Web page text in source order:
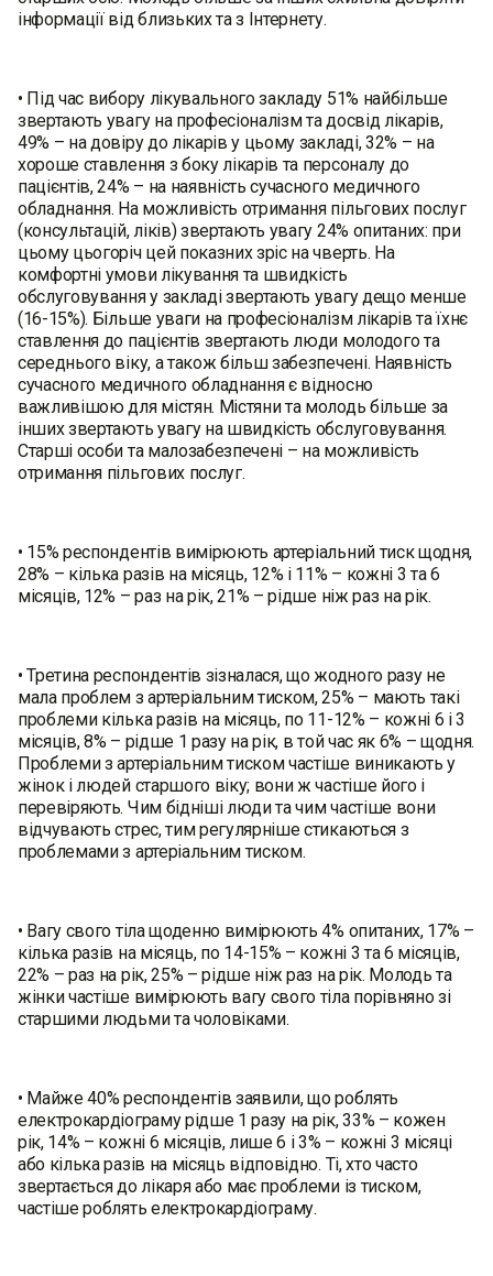
інформації від близьких та з Інтернету.
• Під час вибору лікувального закладу 51% найбільше
звертають увагу на професіоналізм та досвід лікарів,
49% – на довіру до лікарів у цьому закладі, 32% – на
хороше ставлення з боку лікарів та персоналу до
пацієнтів, 24% – на наявність сучасного медичного
обладнання. На можливість отримання пільгових послуг
(консультацій, ліків) звертають увагу 24% опитаних: при
цьому цьогоріч цей показних зріс на чверть. На
комфортні умови лікування та швидкість
обслуговування у закладі звертають увагу дещо менше
(16-15%). Більше уваги на професіоналізм лікарів та їхнє
ставлення до пацієнтів звертають люди молодого та
середнього віку, а також більш забезпечені. Наявність
сучасного медичного обладнання є відносно
важливішою для містян. Містяни та молодь більше за
інших звертають увагу на швидкість обслуговування.
Старші особи та малозабезпечені – на можливість
отримання пільгових послуг.
• 15% респондентів вимірюють артеріальний тиск щодня,
28% – кілька разів на місяць, 12% і 11% – кожні 3 та 6
місяців, 12% – раз на рік, 21% – рідше ніж раз на рік.
• Третина респондентів зізналася, що жодного разу не
мала проблем з артеріальним тиском, 25% – мають такі
проблеми кілька разів на місяць, по 11-12% – кожні 6 і 3
місяців, 8% – рідше 1 разу на рік, в той час як 6% – щодня.
Проблеми з артеріальним тиском частіше виникають у
жінок і людей старшого віку; вони ж частіше його і
перевіряють. Чим бідніші люди та чим частіше вони
відчувають стрес, тим регулярніше стикаються з
проблемами з артеріальним тиском.
• Вагу свого тіла щоденно вимірюють 4% опитаних, 17% –
кілька разів на місяць, по 14-15% – кожні 3 та 6 місяців,
22% – раз на рік, 25% – рідше ніж раз на рік. Молодь та
жінки частіше вимірюють вагу свого тіла порівняно зі
старшими людьми та чоловіками.
• Майже 40% респондентів заявили, що роблять
електрокардіограму рідше 1 разу на рік, 33% – кожен
рік, 14% – кожні 6 місяців, лише 6 і 3% – кожні 3 місяці
або кілька разів на місяць відповідно. Ті, хто часто
звертається до лікаря або має проблеми із тиском,
частіше роблять електрокардіограму.